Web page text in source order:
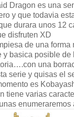
Dragon es una
y que todavia
durara unos 12
disfruten XD
de una forma
y basica posible de
una
serie y quisas el
es
tiene varias
enumeraremos